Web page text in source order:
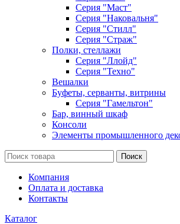
Серия "Маст"
Серия "Наковальня"
Серия "Стилл"
Серия "Страж"
Полки, стеллажи
Серия "Ллойд"
Серия "Техно"
Вешалки
Буфеты, серванты, витрины
Серия "Гамельтон"
Бар, винный шкаф
Консоли
Элементы промышленного
Поиск
Компания
Оплата и доставка
Контакты
Каталог